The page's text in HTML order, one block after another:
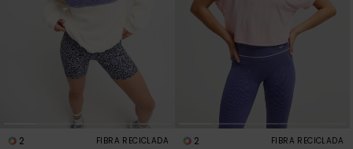
2 FIBRA RECICLADA 2 FIBRA RECICLADA